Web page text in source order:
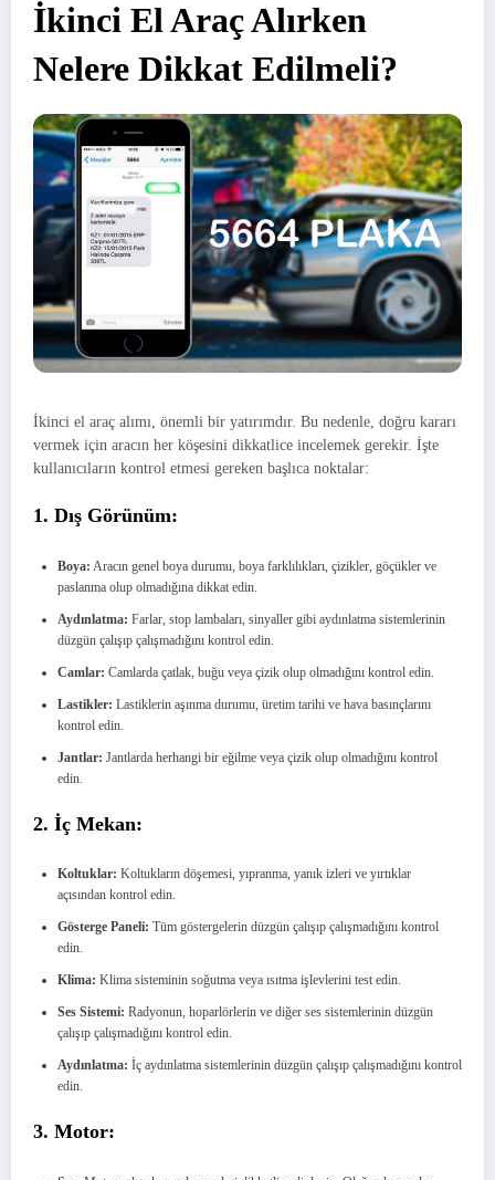
İkinci El Araç Alırken
Nelere Dikkat Edilmeli?
İkinci el araç alımı, önemli bir yatırımdır. Bu nedenle, doğru kararı
vermek için aracın her köşesini dikkatlice incelemek gerekir. İşte
kullanıcıların kontrol etmesi gereken başlıca noktalar:
1. Dış Görünüm:
Boya: Aracın genel boya durumu, boya farklılıkları, çizikler, göçükler ve
paslanma olup olmadığına dikkat edin.
Aydınlatma: Farlar, stop lambaları, sinyaller gibi aydınlatma sistemlerinin
düzgün çalışıp çalışmadığını kontrol edin.
Camlar: Camlarda çatlak, buğu veya çizik olup olmadığını kontrol edin.
Lastikler: Lastiklerin aşınma durumu, üretim tarihi ve hava basınçlarını
kontrol edin.
Jantlar: Jantlarda herhangi bir eğilme veya çizik olup olmadığını kontrol
edin.
2. İç Mekan:
Koltuklar: Koltukların döşemesi, yıpranma, yanık izleri ve yırtıklar
açısından kontrol edin.
Gösterge Paneli: Tüm göstergelerin düzgün çalışıp çalışmadığını kontrol
edin.
Klima: Klima sisteminin soğutma veya ısıtma işlevlerini test edin.
Ses Sistemi: Radyonun, hoparlörlerin ve diğer ses sistemlerinin düzgün
çalışıp çalışmadığını kontrol edin.
Aydınlatma: İç aydınlatma sistemlerinin düzgün çalışıp çalışmadığını kontrol
edin.
3. Motor: